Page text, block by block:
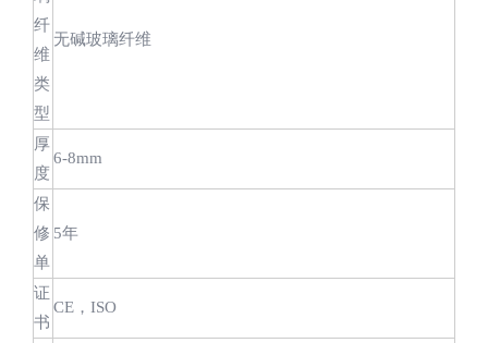
纤
维
类
型
无碱玻璃纤维
厚
度
6-8mm
保
修
单
5年
证
书
CE，ISO